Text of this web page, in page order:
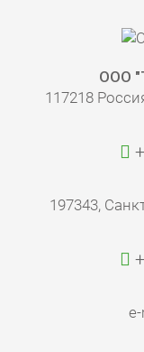
ООО
117218
197343,